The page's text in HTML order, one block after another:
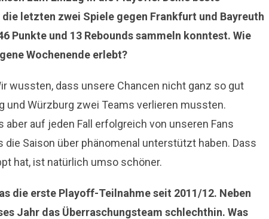
letzten zwei Spiele gegen Frankfurt und Bayreuth
Punkte und 13 Rebounds sammeln konntest. Wie
Wochenende erlebt?
wussten, dass unsere Chancen nicht ganz so gut
und Würzburg zwei Teams verlieren mussten.
auf jeden Fall erfolgreich von unseren Fans
Saison über phänomenal unterstützt haben. Dass
hat, ist natürlich umso schöner.
die erste Playoff-Teilnahme seit 2011/12. Neben
Jahr das Überraschungsteam schlechthin. Was